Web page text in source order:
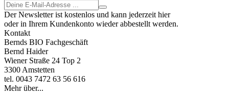
Der Newsletter ist kostenlos und kann jederzeit hier
oder in Ihrem Kundenkonto wieder abbestellt werden.
Kontakt
Bernds BIO Fachgeschäft
Bernd Haider
Wiener Straße 24 Top 2
3300 Amstetten
tel. 0043 7472 63 56 616
Mehr über...